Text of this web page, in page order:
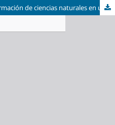
Experiencia de maestros en formación de ciencias naturales en un centro rural